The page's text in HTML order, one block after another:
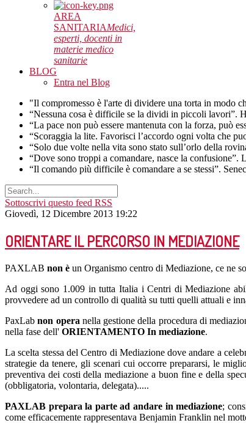
AREA
SANITARIAMedici,
esperti, docenti in
materie medico
sanitarie
BLOG
Entra nel Blog
"Il compromesso è l'arte di dividere una torta in modo
“Nessuna cosa è difficile se la dividi in piccoli lavori”.
“La pace non può essere mantenuta con la forza, può
“Scoraggia la lite. Favorisci l’accordo ogni volta che
“Solo due volte nella vita sono stato sull’orlo della
“Dove sono troppi a comandare, nasce la confusione”.
“Il comando più difficile è comandare a se stessi”.
Sottoscrivi questo feed RSS
Giovedì, 12 Dicembre 2013 19:22
ORIENTARE IL PERCORSO IN MEDIAZIONE
PAXLAB non è un Organismo centro di Mediazione, ce ne
Ad oggi sono 1.009 in tutta Italia i Centri di Mediazione
provvedere ad un controllo di qualità su tutti quelli attuali e
PaxLabnon opera nella gestione della procedura di
nella fase dell' ORIENTAMENTO In mediazione.
La scelta stessa del Centro di Mediazione dove andare a
strategie da tenere, gli scenari cui occorre prepararsi, le
preventiva dei costi della mediazione a buon fine e della
(obbligatoria, volontaria, delegata).....
PAXLAB prepara la parte ad andare in mediazione;
come efficacemente rappresentava Benjamin Franklin nel